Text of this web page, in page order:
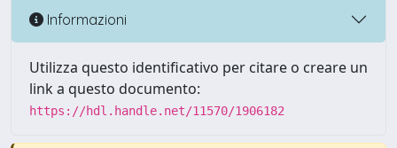
Informazioni
Utilizza questo identificativo per citare o creare un
link a questo documento:
https://hdl.handle.net/11570/1906182